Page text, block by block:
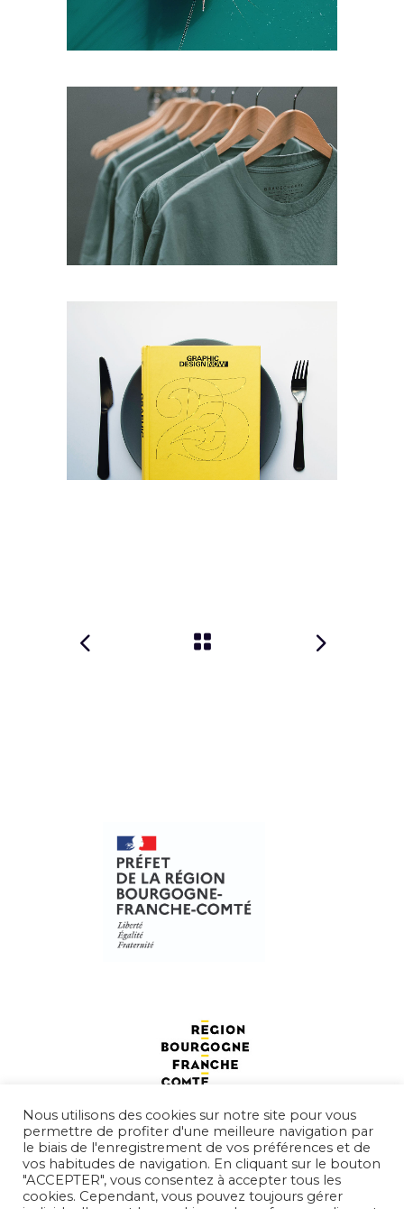
Nous utilisons des cookies sur notre site pour vous
permettre de profiter d'une meilleure navigation par
le biais de l'enregistrement de vos préférences et de
vos habitudes de navigation. En cliquant sur le bouton
"ACCEPTER", vous consentez à accepter tous les
cookies. Cependant, vous pouvez toujours gérer